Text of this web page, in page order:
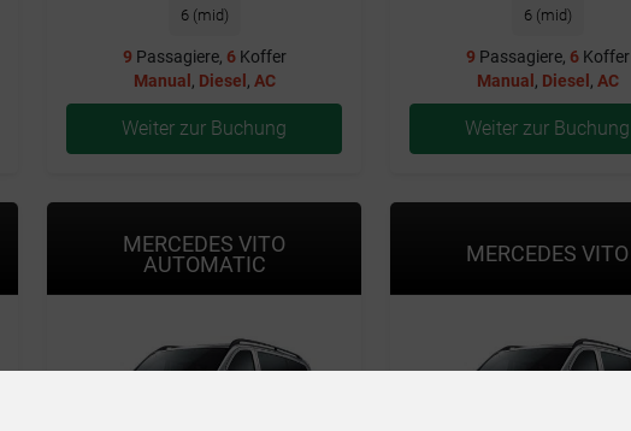
6 (mid)
9 Passagiere, 6Koffer
Manual , Diesel , AC
Weiter zur Buchung
6 (mid)
9 Passagiere, 6Koffer
Manual , Diesel , AC
Weiter zur Buchung
MERCEDES VITO
AUTOMATIC
MERCEDES VITO